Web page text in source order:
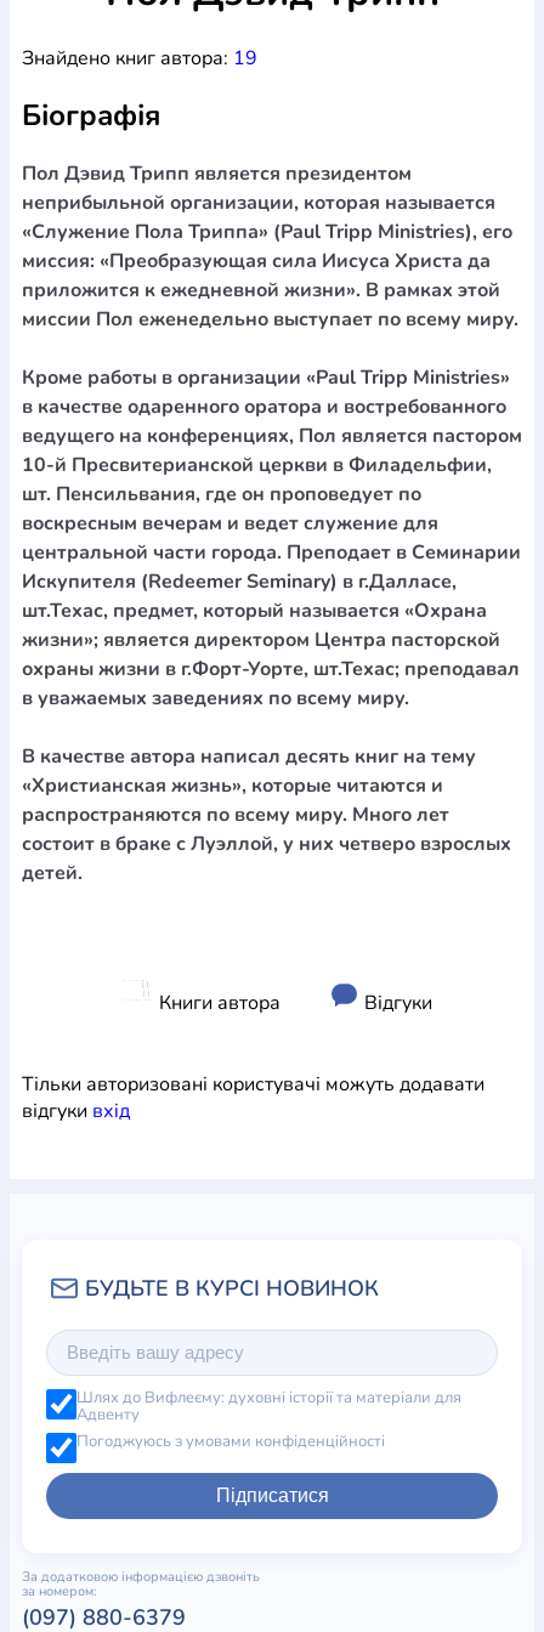
Богослов`я Шлюб і сім`я Юдаїзм
ПеріодикаАудіо Ручки кулькові
БлокнотиЩоденники / щотижневики
Навчальні мапиШкіряні виробиМагнітиМеталеві
вироби Міні-лампи Наклейки Настільні ігриПакети
подарунковіПлакатиПластмасові виробиХустки
Подарункові карткиРозвиваючі ігри Репринти Свічки
Фотокартини Чохли на Библії
Головні убори
КалендаріКанцелярскі товари
Комп`ютерні ігри
Листівки Сувенирна продукціяГодинники Пазли
Книга в комплекті
За додатковою інформацією дзвоніть за номером: +38
(097) 880-6379
Ми у Facebook
Знайдено книг автора: 19
Біографія
Пол Дэвид Трипп является президентом
неприбыльной организации, которая называется
«Служение Пола Триппа» (Paul Tripp Ministries), его
миссия: «Преобразующая сила Иисуса Христа да
приложится к ежедневной жизни». В рамках этой
миссии Пол еженедельно выступает по всему миру.
Кроме работы в организации «Paul Tripp Ministries»
в качестве одаренного оратора и востребованного
ведущего на конференциях, Пол является пастором
10-й Пресвитерианской церкви в Филадельфии,
шт. Пенсильвания, где он проповедует по
воскресным вечерам и ведет служение для
центральной части города. Преподает в Семинарии
Искупителя (Redeemer Seminary) в г.Далласе,
шт.Техас, предмет, который называется «Охрана
жизни»; является директором Центра пасторской
охраны жизни в г.Форт-Уорте, шт.Техас; преподавал
в уважаемых заведениях по всему миру.
В качестве автора написал десять книг на тему
«Христианская жизнь», которые читаются и
распространяются по всему миру. Много лет
состоит в браке с Луэллой, у них четверо взрослых
детей.
Книги автора Відгуки
Тільки авторизовані користувачі можуть додавати
відгуки вхiд
Шлях до Вифлеєму: духовні історії та матеріали для
Адвенту
Погоджуюсь з умовами конфіденційності
Підписатися
За додатковою інформацією дзвоніть
за номером:
(097) 880-6379